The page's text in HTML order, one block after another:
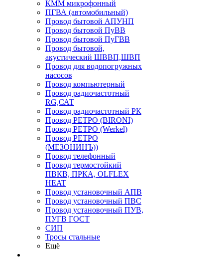
КММ микрофонный
ПГВА (автомобильный)
Провод бытовой АПУНП
Провод бытовой ПуВВ
Провод бытовой ПуГВВ
Провод бытовой,
акустический ШВВП,ШВП
Провод для водопогружных
насосов
Провод компьютерный
Провод радиочастотный
RG,САТ
Провод радиочастотный РК
Провод РЕТРО (BIRONI)
Провод РЕТРО (Werkel)
Провод РЕТРО
(МЕЗОНИНЪ))
Провод телефонный
Провод термостойкий
ПВКВ, ПРКА, OLFLEX
HEAT
Провод установочный АПВ
Провод установочный ПВС
Провод установочный ПУВ,
ПУГВ ГОСТ
СИП
Тросы стальные
Ещё